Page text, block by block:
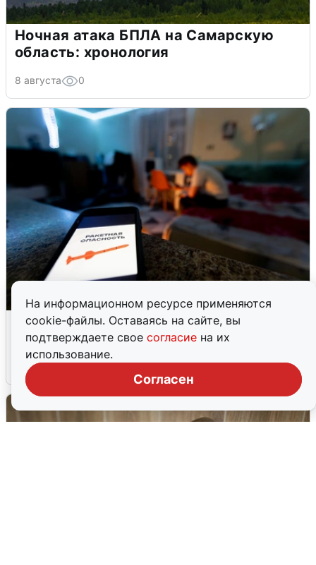
На информационном ресурсе применяются
cookie-файлы. Оставаясь на сайте, вы
подтверждаете свое согласие на их
использование.
Согласен
Ночная атака БПЛА на Самарскую
область: хронология
8 августа 0
Ночью в Самарской области завыли
сирены
8 августа 0